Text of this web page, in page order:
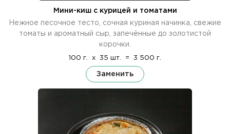
Мини-киш с курицей и томатами
Нежное песочное тесто, сочная куриная начинка, свежие
томаты и ароматный сыр, запечённые до золотистой
корочки.
100 г. x 35 шт. = 3 500 г.
Заменить